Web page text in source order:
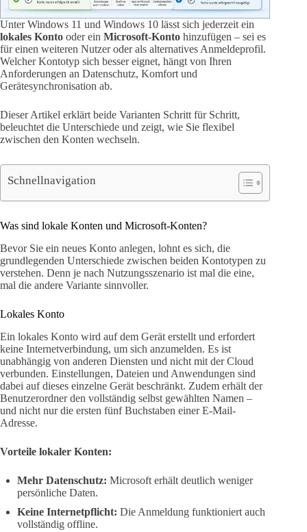
Unter Windows 11 und Windows 10 lässt sich jederzeit ein
lokales Konto oder ein Microsoft-Konto hinzufügen – sei es
für einen weiteren Nutzer oder als alternatives Anmeldeprofil.
Welcher Kontotyp sich besser eignet, hängt von Ihren
Anforderungen an Datenschutz, Komfort und
Gerätesynchronisation ab.
Dieser Artikel erklärt beide Varianten Schritt für Schritt,
beleuchtet die Unterschiede und zeigt, wie Sie flexibel
zwischen den Konten wechseln.
Schnellnavigation
Was sind lokale Konten und Microsoft-Konten?
Bevor Sie ein neues Konto anlegen, lohnt es sich, die
grundlegenden Unterschiede zwischen beiden Kontotypen zu
verstehen. Denn je nach Nutzungsszenario ist mal die eine,
mal die andere Variante sinnvoller.
Lokales Konto
Ein lokales Konto wird auf dem Gerät erstellt und erfordert
keine Internetverbindung, um sich anzumelden. Es ist
unabhängig von anderen Diensten und nicht mit der Cloud
verbunden. Einstellungen, Dateien und Anwendungen sind
dabei auf dieses einzelne Gerät beschränkt. Zudem erhält der
Benutzerordner den vollständig selbst gewählten Namen –
und nicht nur die ersten fünf Buchstaben einer E-Mail-
Adresse.
Vorteile lokaler Konten:
Mehr Datenschutz: Microsoft erhält deutlich weniger
persönliche Daten.
Keine Internetpflicht: Die Anmeldung funktioniert auch
vollständig offline.